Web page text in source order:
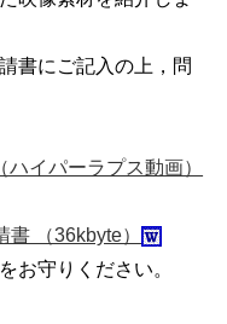
書にご記入の上，問
イパーラプス動画）
（36kbyte）
守りください。